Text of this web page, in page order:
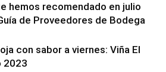
hemos recomendado en julio
de Proveedores de Bodega
con sabor a viernes: Viña El
2023